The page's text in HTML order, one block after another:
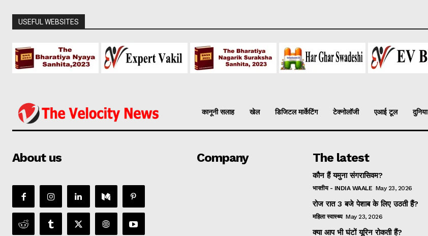
USEFUL WEBSITES
कानूनी सलाह खेल डिजिटल मार्केटिंग टेक्नोलॉजी एआई टूल दुनिया
About us Company The latest
कौन हैं यमुना संगरासिवम?
भारतीय - INDIA WAALE May 23, 2026
रोज रात 3 बजे पेशाब के लिए उठती हैं?
महिला स्वास्थ्य May 23, 2026
क्या आप भी घंटों यूरिन रोकती हैं?